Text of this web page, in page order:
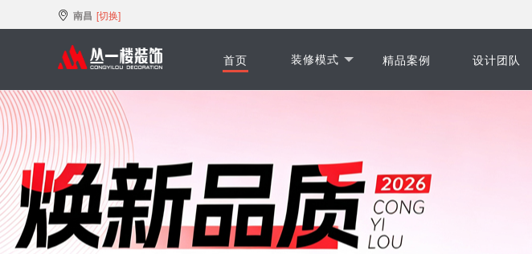
南昌 [切换]
首页 装修模式 精品案例 设计团队